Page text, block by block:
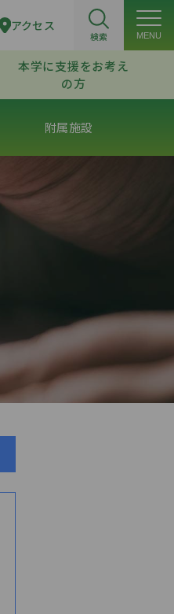
アクセス
検索 MENU
本学に支援をお考え
の方
附属施設